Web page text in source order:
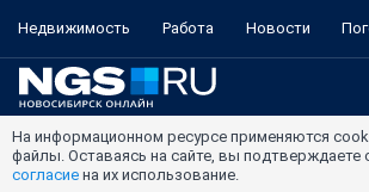
Недвижимость Работа Новости
На информационном ресурсе применяются
файлы. Оставаясь на сайте, вы подтверждаете
согласие на их использование.